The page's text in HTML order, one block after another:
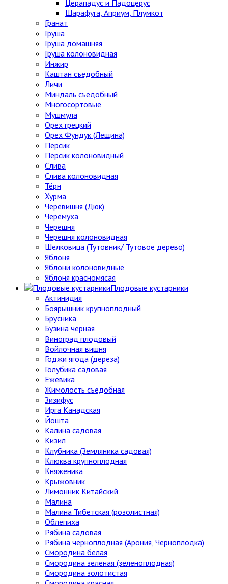
Церападус и Падоцерус
Шарафуга, Априум, Плумкот
Гранат
Груша
Груша домашняя
Груша колоновидная
Инжир
Каштан съедобный
Личи
Миндаль съедобный
Многосортовые
Мушмула
Орех грецкий
Орех Фундук (Лещина)
Персик
Персик колоновидный
Слива
Слива колоновидная
Тёрн
Хурма
Черевишня (Дюк)
Черемуха
Черешня
Черешня колоновидная
Шелковица (Тутовник/ Тутовое дерево)
Яблоня
Яблони колоновидные
Яблоня красномясая
Плодовые кустарники
Актинидия
Боярышник крупноплодный
Брусника
Бузина черная
Виноград плодовый
Войлочная вишня
Годжи ягода (дереза)
Голубика садовая
Ежевика
Жимолость съедобная
Зизифус
Ирга Канадская
Йошта
Калина садовая
Кизил
Клубника (Земляника садовая)
Клюква крупноплодная
Княженика
Крыжовник
Лимонник Китайский
Малина
Малина Тибетская (розолистная)
Облепиха
Рябина садовая
Рябина черноплодная (Арония, Черноплодка)
Смородина белая
Смородина зеленая (зеленоплодная)
Смородина золотистая